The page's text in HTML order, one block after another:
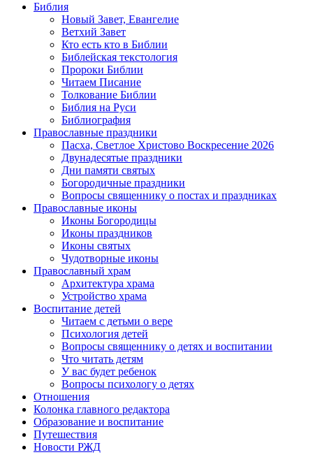
Библия
Новый Завет, Евангелие
Ветхий Завет
Кто есть кто в Библии
Библейская текстология
Пророки Библии
Читаем Писание
Толкование Библии
Библия на Руси
Библиография
Православные праздники
Пасха, Светлое Христово Воскресение 2026
Двунадесятые праздники
Дни памяти святых
Богородичные праздники
Вопросы священнику о постах и праздниках
Православные иконы
Иконы Богородицы
Иконы праздников
Иконы святых
Чудотворные иконы
Православный храм
Архитектура храма
Устройство храма
Воспитание детей
Читаем с детьми о вере
Психология детей
Вопросы священнику о детях и воспитании
Что читать детям
У вас будет ребенок
Вопросы психологу о детях
Отношения
Колонка главного редактора
Образование и воспитание
Путешествия
Новости РЖД